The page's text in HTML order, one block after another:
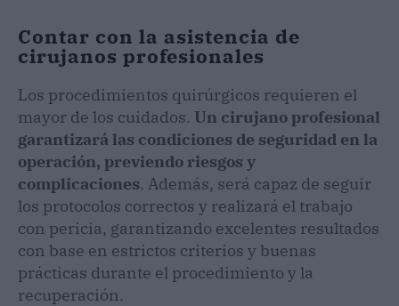
Contar con la asistencia de
cirujanos profesionales
Los procedimientos quirúrgicos requieren el
mayor de los cuidados. Un cirujano profesional
garantizará las condiciones de seguridad en la
operación, previendo riesgos y
complicaciones. Además, será capaz de seguir
los protocolos correctos y realizará el trabajo
con pericia, garantizando excelentes resultados
con base en estrictos criterios y buenas
prácticas durante el procedimiento y la
recuperación.